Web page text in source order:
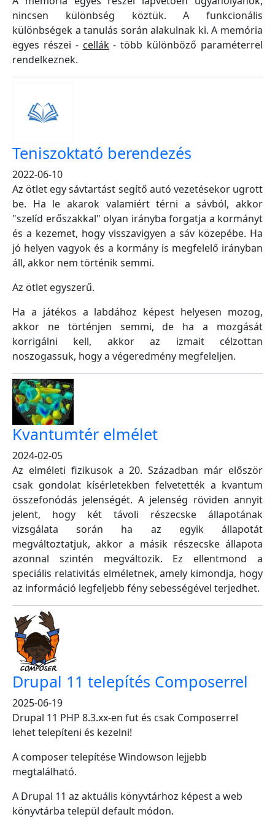
nincsen különbség köztük. A funkcionális
különbségek a tanulás során alakulnak ki. A memória
egyes részei - cellák- több különböző paraméterrel
rendelkeznek.
Teniszoktató berendezés
2022-06-10
Az ötlet egy sávtartást segítő autó vezetésekor ugrott
be. Ha le akarok valamiért térni a sávból, akkor
"szelíd erőszakkal" olyan irányba forgatja a kormányt
és a kezemet, hogy visszavigyen a sáv közepébe. Ha
jó helyen vagyok és a kormány is megfelelő irányban
áll, akkor nem történik semmi.
Az ötlet egyszerű.
Ha a játékos a labdához képest helyesen mozog,
akkor ne történjen semmi, de ha a mozgását
korrigálni kell, akkor az izmait célzottan
noszogassuk, hogy a végeredmény megfeleljen.
Kvantumtér elmélet
2024-02-05
Az elméleti fizikusok a 20. Században már először
csak gondolat kísérletekben felvetették a kvantum
összefonódás jelenségét. A jelenség röviden annyit
jelent, hogy két távoli részecske állapotának
vizsgálata során ha az egyik állapotát
megváltoztatjuk, akkor a másik részecske állapota
azonnal szintén megváltozik. Ez ellentmond a
speciális relativitás elméletnek, amely kimondja, hogy
az információ legfeljebb fény sebességével terjedhet.
Drupal 11 telepítés Composerrel
2025-06-19
Drupal 11 PHP 8.3.xx-en fut és csak Composerrel
lehet telepíteni és kezelni!
A composer telepítése Windowson lejjebb
megtalálható.
A Drupal 11 az aktuális könyvtárhoz képest a web
könyvtárba települ default módon.